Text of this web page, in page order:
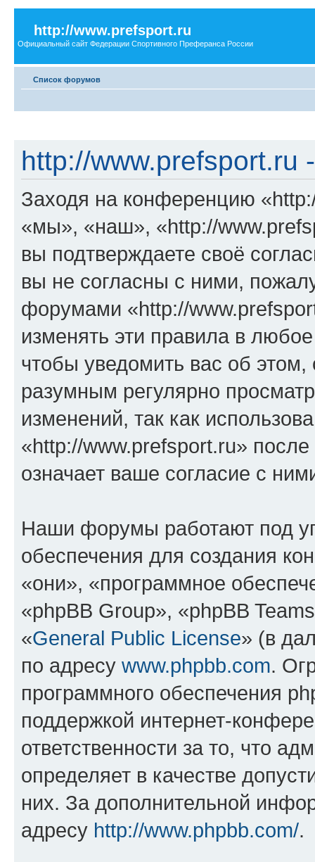
http://www.prefsport.ru
Официальный сайт Федерации Спортивного Преферанса России
Список форумов
http://www.prefsport.ru
Заходя на конференцию
«мы», «наш», «http://
вы подтверждаете своё
вы не согласны с ними,
форумами «http://
изменять эти правила в
чтобы уведомить вас об
разумным регулярно
изменений, так как
«http://www.prefsport.ru»
означает ваше согласие с
Наши форумы работают под
обеспечения для создания
«они», «программное
«phpBB Group», «phpBB
«General Public License» (в
по адресу www.phpbb.com.
программного обеспечения
поддержкой интернет-
ответственности за то, что
определяет в качестве
них. За дополнительной
адресу http://www.phpbb.com/.